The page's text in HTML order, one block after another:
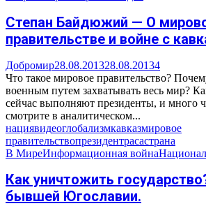
Степан Байдюжий — О
правительстве и войне с
Добромир28.08.201328.08.20134
Что такое мировое правительство?
военным путем захватывать весь мир?
сейчас выполняют президенты, и много
смотрите в аналитическом...
нациявидеоглобализмкавказмировое
правительствопрезидентрасастрана
В МиреИнформационная война
Как уничтожить
бывшей Югославии.